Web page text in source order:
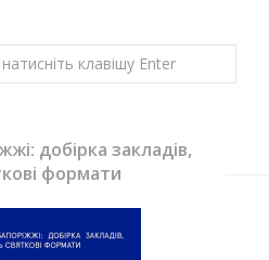
добірка закладів,
формати